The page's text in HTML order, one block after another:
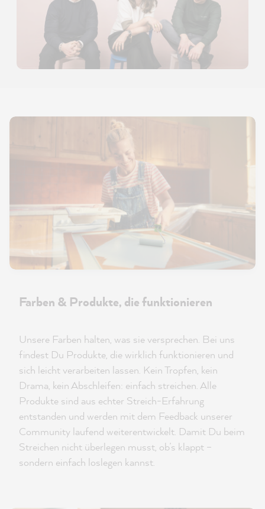
Farben & Produkte, die funktionieren
Unsere Farben halten, was sie versprechen. Bei uns
findest Du Produkte, die wirklich funktionieren und
sich leicht verarbeiten lassen. Kein Tropfen, kein
Drama, kein Abschleifen: einfach streichen. Alle
Produkte sind aus echter Streich-Erfahrung
entstanden und werden mit dem Feedback unserer
Community laufend weiterentwickelt. Damit Du beim
Streichen nicht überlegen musst, ob’s klappt –
sondern einfach loslegen kannst.